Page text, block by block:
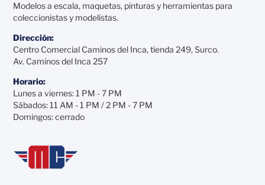
Modelos a escala, maquetas, pinturas y herramientas para
coleccionistas y modelistas.
Dirección:
Centro Comercial Caminos del Inca, tienda 249, Surco.
Av. Caminos del Inca 257
Horario:
Lunes a viernes: 1 PM - 7 PM
Sábados: 11 AM - 1 PM / 2 PM - 7 PM
Domingos: cerrado